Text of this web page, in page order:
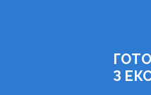
З